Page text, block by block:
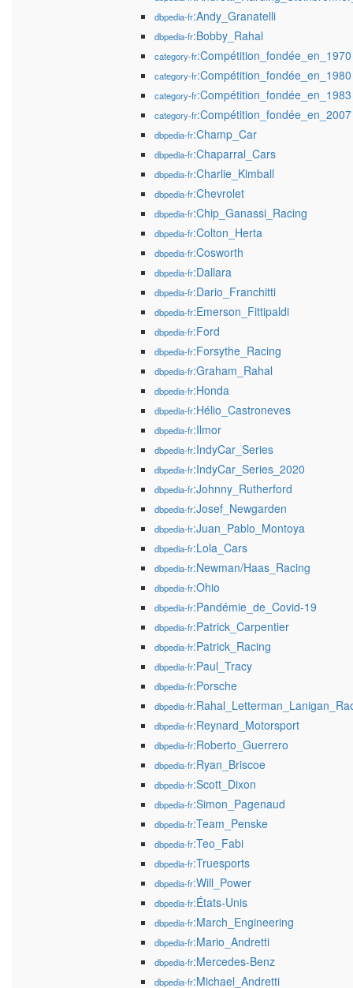
dbpedia-fr:Andy_Granatelli
dbpedia-fr:Bobby_Rahal
category-fr:Compétition_fondée_en_1970
category-fr:Compétition_fondée_en_1980
category-fr:Compétition_fondée_en_1983
category-fr:Compétition_fondée_en_2007
dbpedia-fr:Champ_Car
dbpedia-fr:Chaparral_Cars
dbpedia-fr:Charlie_Kimball
dbpedia-fr:Chevrolet
dbpedia-fr:Chip_Ganassi_Racing
dbpedia-fr:Colton_Herta
dbpedia-fr:Cosworth
dbpedia-fr:Dallara
dbpedia-fr:Dario_Franchitti
dbpedia-fr:Emerson_Fittipaldi
dbpedia-fr:Ford
dbpedia-fr:Forsythe_Racing
dbpedia-fr:Graham_Rahal
dbpedia-fr:Honda
dbpedia-fr:Hélio_Castroneves
dbpedia-fr:Ilmor
dbpedia-fr:IndyCar_Series
dbpedia-fr:IndyCar_Series_2020
dbpedia-fr:Johnny_Rutherford
dbpedia-fr:Josef_Newgarden
dbpedia-fr:Juan_Pablo_Montoya
dbpedia-fr:Lola_Cars
dbpedia-fr:Newman/Haas_Racing
dbpedia-fr:Ohio
dbpedia-fr:Pandémie_de_Covid-19
dbpedia-fr:Patrick_Carpentier
dbpedia-fr:Patrick_Racing
dbpedia-fr:Paul_Tracy
dbpedia-fr:Porsche
dbpedia-fr
dbpedia-fr:Reynard_Motorsport
dbpedia-fr:Roberto_Guerrero
dbpedia-fr:Ryan_Briscoe
dbpedia-fr:Scott_Dixon
dbpedia-fr:Simon_Pagenaud
dbpedia-fr:Team_Penske
dbpedia-fr:Teo_Fabi
dbpedia-fr:Truesports
dbpedia-fr:Will_Power
dbpedia-fr:États-Unis
dbpedia-fr:March_Engineering
dbpedia-fr:Mario_Andretti
dbpedia-fr:Mercedes-Benz
dbpedia-fr:Michael_Andretti